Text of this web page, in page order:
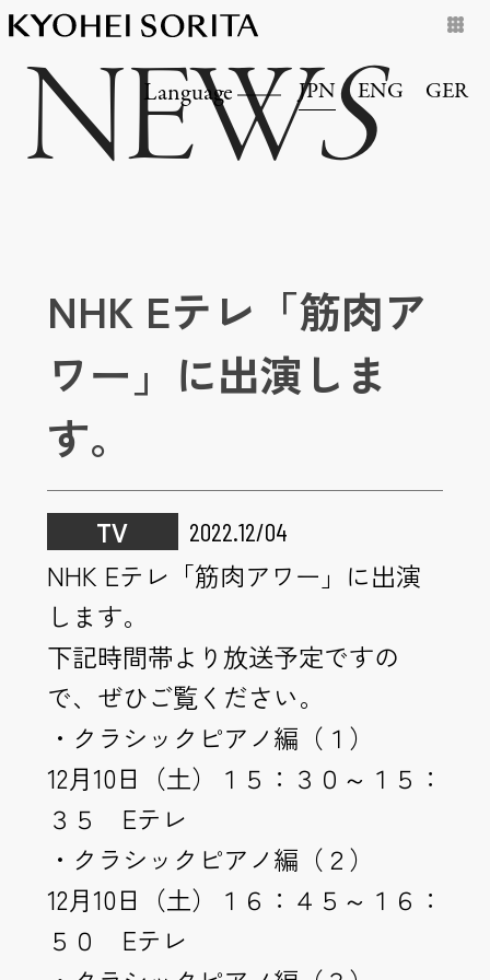
Language JPN ENG GER
NEWS
NHK Eテレ「筋肉ア
ワー」に出演しま
す。
TV 2022.12/04
NHK Eテレ「筋肉アワー」に出演
します。
下記時間帯より放送予定ですの
で、ぜひご覧ください。
・クラシックピアノ編（１）
12月10日（土）１５：３０～１５：
３５ Eテレ
・クラシックピアノ編（２）
12月10日（土）１６：４５～１６：
５０ Eテレ